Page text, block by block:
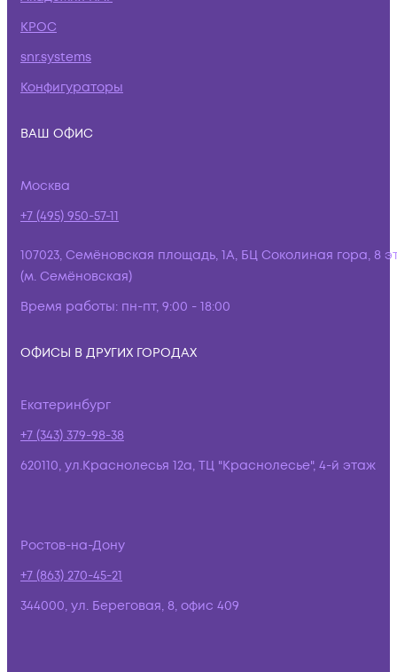
КРОС
snr.systems
Конфигураторы
ВАШ ОФИС
Москва
+7 (495) 950-57-11
107023, Семёновская площадь, 1А, БЦ Соколиная гора, 8
(м. Семёновская)
Время работы: пн-пт, 9:00 - 18:00
ОФИСЫ В ДРУГИХ ГОРОДАХ
Екатеринбург
+7 (343) 379-98-38
620110, ул.Краснолесья 12а, ТЦ "Краснолесье", 4-й этаж
Ростов-на-Дону
+7 (863) 270-45-21
344000, ул. Береговая, 8, офис 409